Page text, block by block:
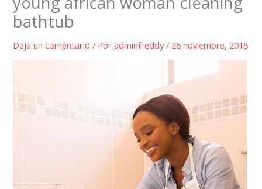
bathtub
Deja un comentario / Poradminfreddy/ 26 noviembre, 2018